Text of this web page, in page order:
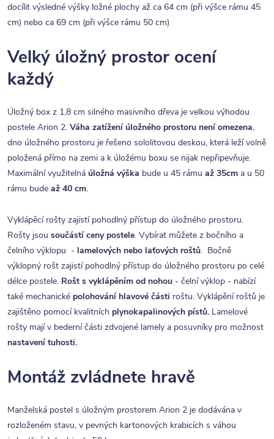
docílit výsledné výšky ložné plochy až ca 64 cm (při výšce rámu 45
cm) nebo ca 69 cm (při výšce rámu 50 cm)
Velký úložný prostor ocení
každý
Úložný box z 1,8 cm silného masivního dřeva je velkou výhodou
postele Arion 2. Váha zatížení úložného prostoru není omezena,
dno úložného prostoru je řešeno sololitovou deskou, která leží volně
položená přímo na zemi a k úložému boxu se nijak nepřipevňuje.
Maximální využitelná úložná výška bude u 45 rámu až 35cm a u 50
rámu bude až 40 cm.
Vyklápěcí rošty zajistí pohodlný přístup do úložného prostoru.
Rošty jsou součástí ceny postele. Vybírat můžete z bočního a
čelního výklopu - lamelových nebo laťových roštů. Bočně
výklopný rošt zajistí pohodlný přístup do úložného prostoru po celé
délce postele. Rošt s vyklápěním od nohou - čelní výklop - nabízí
také mechanické polohování hlavové části roštu. Vyklápění roštů je
zajištěno pomocí kvalitních plynokapalinových pístů. Lamelové
rošty mají v bederní části zdvojené lamely a posuvníky pro možnost
nastavení tuhosti.
Montáž zvládnete hravě
Manželská postel s úložným prostorem Arion 2 je dodávána v
rozloženém stavu, v pevných kartonových krabicích s váhou